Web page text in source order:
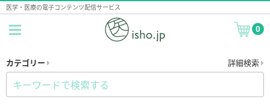
医学・医療の電子コンテンツ配信サービス
0
カテゴリー 詳細検索